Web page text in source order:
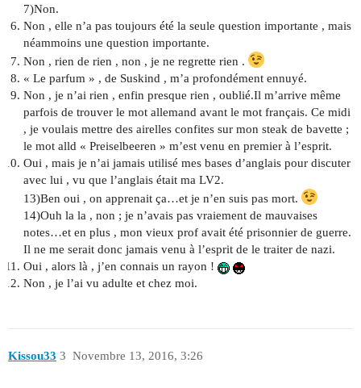
7)Non.
Non , elle n’a pas toujours été la seule question importante , mais
néammoins une question importante.
Non , rien de rien , non , je ne regrette rien .
« Le parfum » , de Suskind , m’a profondément ennuyé.
Non , je n’ai rien , enfin presque rien , oublié.Il m’arrive même
parfois de trouver le mot allemand avant le mot français. Ce midi
, je voulais mettre des airelles confites sur mon steak de bavette ;
le mot alld « Preiselbeeren » m’est venu en premier à l’esprit.
Oui , mais je n’ai jamais utilisé mes bases d’anglais pour discuter
avec lui , vu que l’anglais était ma LV2.
13)Ben oui , on apprenait ça…et je n’en suis pas mort.
14)Ouh la la , non ; je n’avais pas vraiement de mauvaises
notes…et en plus , mon vieux prof avait été prisonnier de guerre.
Il ne me serait donc jamais venu à l’esprit de le traiter de nazi.
Oui , alors là , j’en connais un rayon !
Non , je l’ai vu adulte et chez moi.
Kissou33 Novembre 13, 2016, 3:26
3